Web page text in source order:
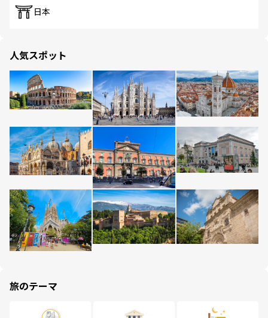
日本
人気スポット
旅のテーマ